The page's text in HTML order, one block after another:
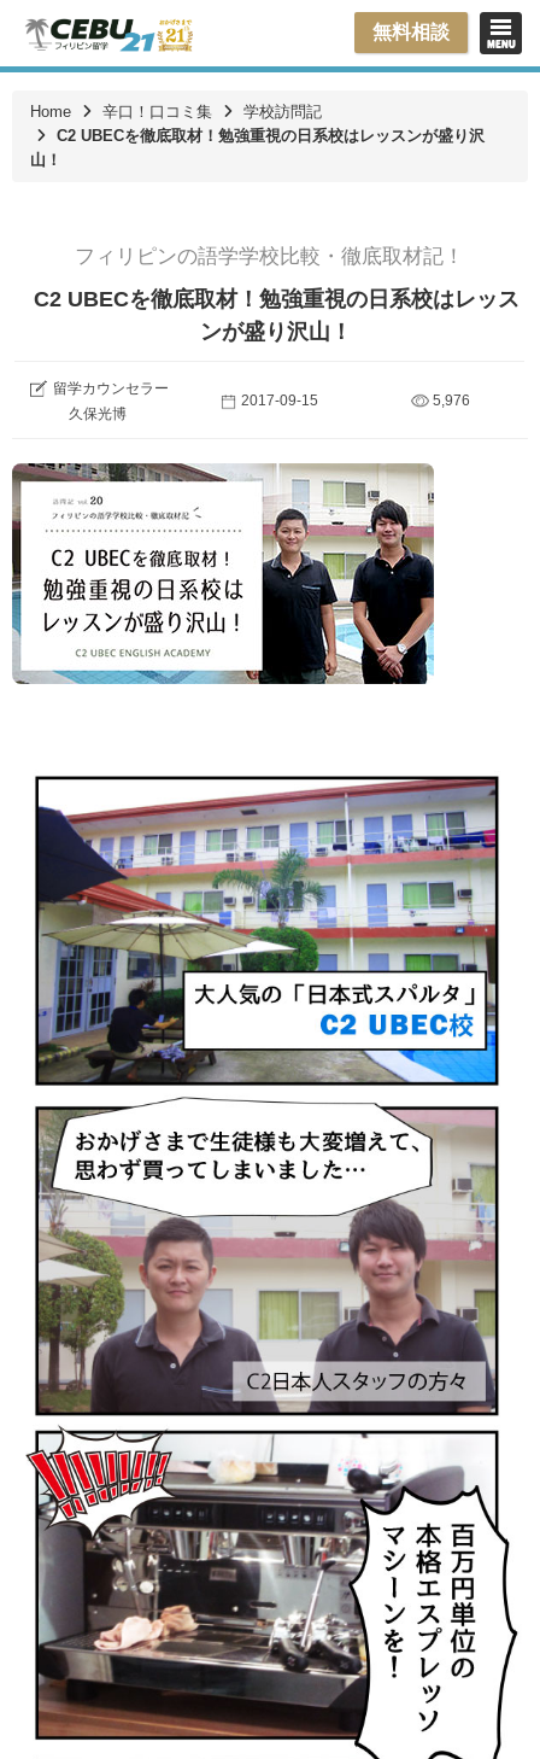
無料相談
Home 辛口！口コミ集
学校訪問記
C2 UBECを徹底取材！勉強重視の日系校はレッスンが盛り沢
山！
フィリピンの語学学校比較・徹底取材記！
C2 UBECを徹底取材！勉強重視の日系校はレッス
ンが盛り沢山！
留学カウンセラー
久保光博
2017-09-15 5,976